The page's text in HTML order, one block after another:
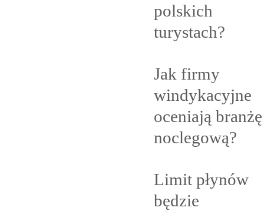
polskich
turystach?
Jak firmy
windykacyjne
oceniają branżę
noclegową?
Limit płynów
będzie